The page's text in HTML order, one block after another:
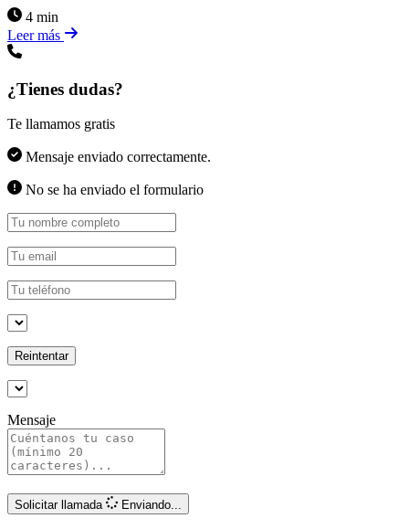
4 min
Leer más
¿Tienes dudas?
Te llamamos gratis
Mensaje enviado correctamente.
No se ha enviado el formulario
Reintentar
Mensaje
Solicitar llamada Enviando...